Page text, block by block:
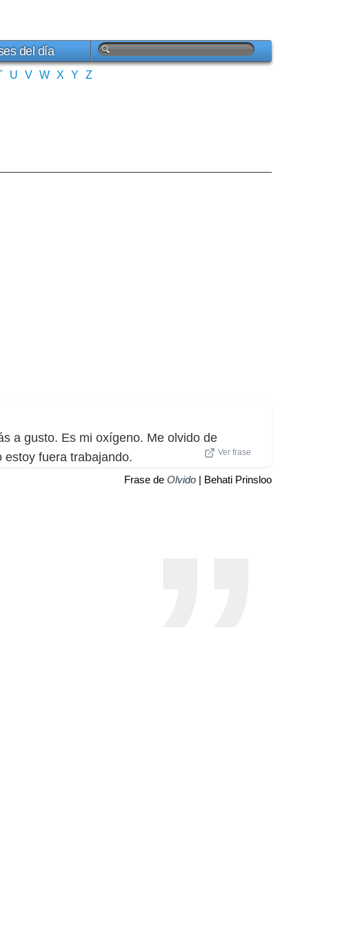
del día
U V W X Y Z
a gusto. Es mi oxígeno. Me olvido de
estoy fuera trabajando.
Ver frase
Frase de Olvido | Behati Prinsloo